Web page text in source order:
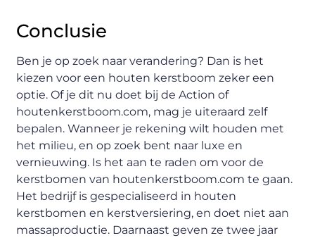
Conclusie
Ben je op zoek naar verandering? Dan is het
kiezen voor een houten kerstboom zeker een
optie. Of je dit nu doet bij de Action of
houtenkerstboom.com, mag je uiteraard zelf
bepalen. Wanneer je rekening wilt houden met
het milieu, en op zoek bent naar luxe en
vernieuwing. Is het aan te raden om voor de
kerstbomen van houtenkerstboom.com te gaan.
Het bedrijf is gespecialiseerd in houten
kerstbomen en kerstversiering, en doet niet aan
massaproductie. Daarnaast geven ze twee jaar